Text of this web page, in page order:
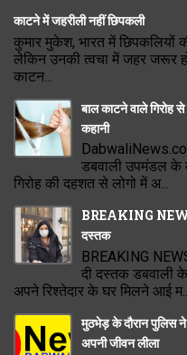
काटने में जहरीली नहीं छिपकली
कुमार मुकेश, भारत में छिपकलियों
लेकिन उनकी त्वचा में जहर जरूर
काटन...
बाल काटने वाले गिरोह
कहानी
डबवाली उपमंडल के
गिरोह की दहशत से लोगो में अ...
BREAKING NEWS
दस्तक
BREAKING
दी दस्तक डबवाली
अपने रिश्तेदार के घर मिलने आई
मुठभेड़ के दौरान पुलिस ने
अपनी जीवन लीला